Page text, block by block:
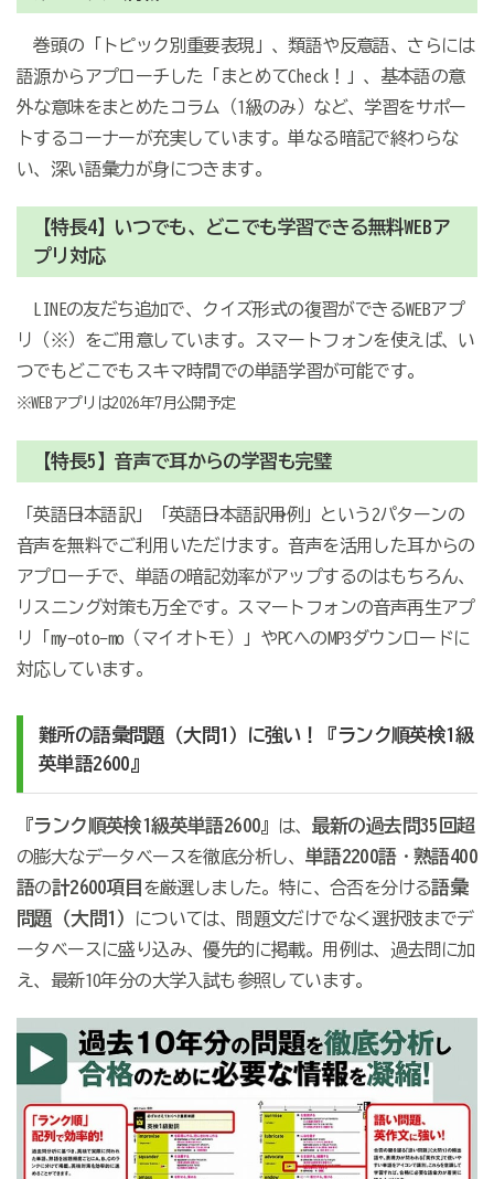
巻頭の「トピック別重要表現」、類語や反意語、さらには
語源からアプローチした「まとめてCheck！」、基本語の意
外な意味をまとめたコラム（1級のみ）など、学習をサポー
トするコーナーが充実しています。単なる暗記で終わらな
い、深い語彙力が身につきます。
【特長4】いつでも、どこでも学習できる無料WEBア
プリ対応
LINEの友だち追加で、クイズ形式の復習ができるWEBアプ
リ（※）をご用意しています。スマートフォンを使えば、い
つでもどこでもスキマ時間での単語学習が可能です。
※WEBアプリは2026年7月公開予定
【特長5】音声で耳からの学習も完璧
「英語→日本語訳」「英語→日本語訳→用例」という2パターンの
音声を無料でご利用いただけます。音声を活用した耳からの
アプローチで、単語の暗記効率がアップするのはもちろん、
リスニング対策も万全です。スマートフォンの音声再生アプ
リ「my-oto-mo（マイオトモ）」やPCへのMP3ダウンロードに
対応しています。
難所の語彙問題（大問1）に強い！『ランク順英検1級
英単語2600』
『ランク順英検1級英単語2600 』は、 最新の過去問35回超
の膨大なデータベースを徹底分析し、 単語2200語・ 熟語400
語の計2600項目 を厳選しました。特に、合否を分ける語彙
問題（大問1）
については、問題文だけでなく選択肢までデ
ータベースに盛り込み、優先的に掲載。用例は、過去問に加
え、最新10年分の大学入試も参照しています。